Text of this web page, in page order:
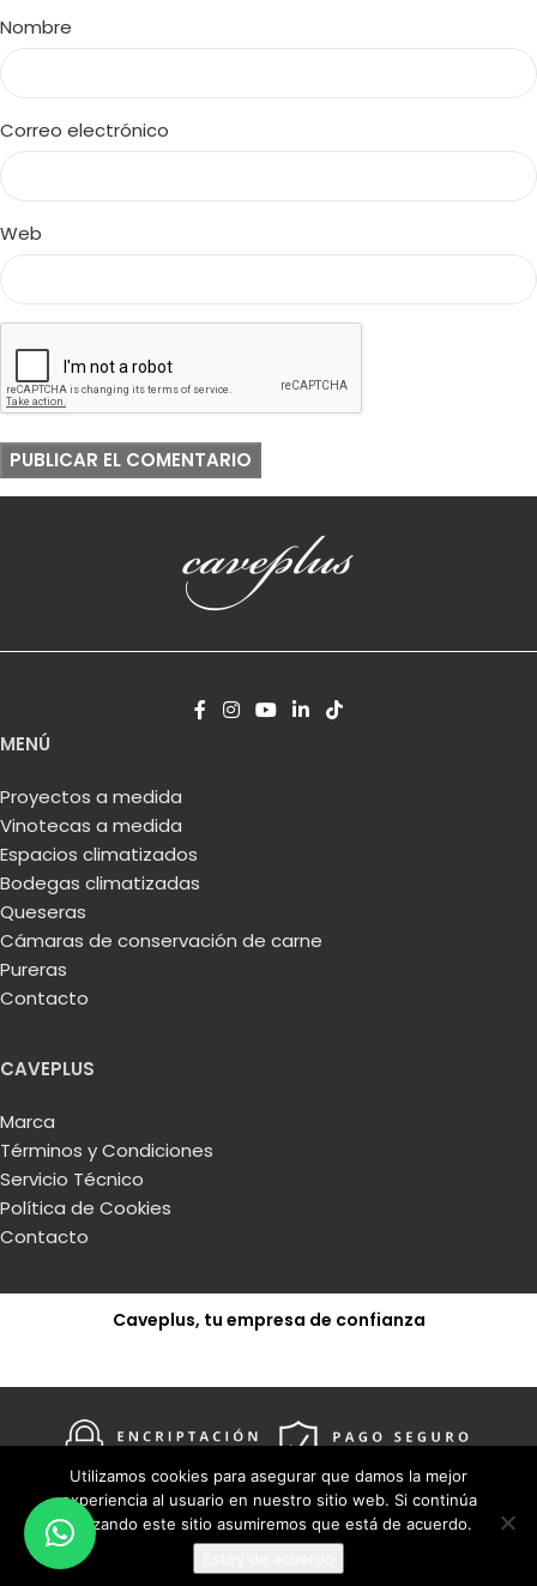
Nombre
Correo electrónico
Web
MENÚ
Proyectos a medida
Vinotecas a medida
Espacios climatizados
Bodegas climatizadas
Queseras
Cámaras de conservación de carne
Pureras
Contacto
CAVEPLUS
Marca
Términos y Condiciones
Servicio Técnico
Política de Cookies
Contacto
Caveplus, tu empresa de confianza
Utilizamos cookies para asegurar que damos la mejor
experiencia al usuario en nuestro sitio web. Si continúa
utilizando este sitio asumiremos que está de acuerdo.